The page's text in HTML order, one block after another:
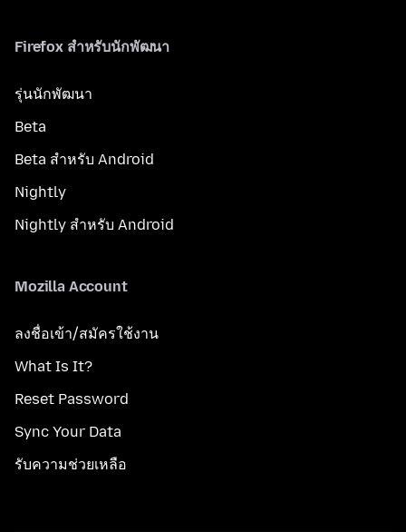
Firefox สำหรับนักพัฒนา
รุ่นนักพัฒนา
Beta
Beta สำหรับ Android
Nightly
Nightly สำหรับ Android
Mozilla Account
ลงชื่อเข้า/สมัครใช้งาน
What Is It?
Reset Password
Sync Your Data
รับความช่วยเหลือ